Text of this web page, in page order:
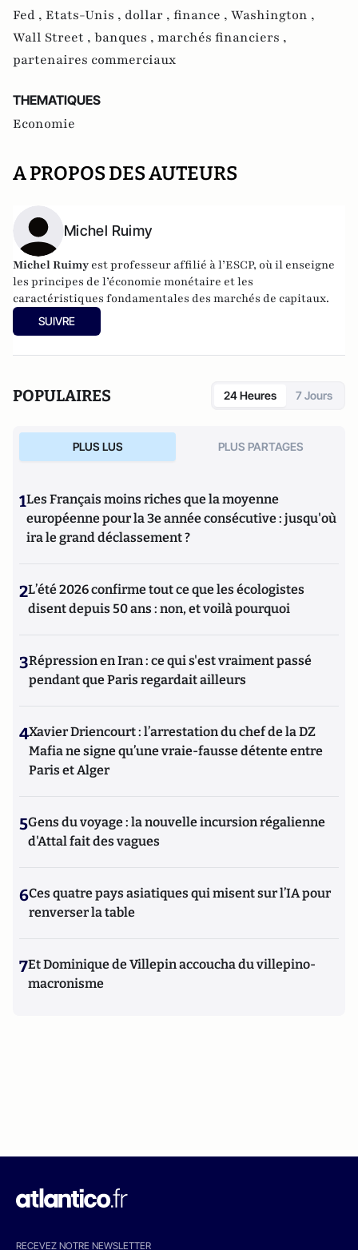
Fed , Etats-Unis , dollar , finance , Washington ,
Wall Street , banques , marchés financiers ,
partenaires commerciaux
THEMATIQUES
Economie
A PROPOS DES AUTEURS
Michel Ruimy
Michel Ruimy est professeur affilié à l’ESCP, où il enseigne
les principes de l’économie monétaire et les
caractéristiques fondamentales des marchés de capitaux.
SUIVRE
POPULAIRES 24 Heures 7 Jours
PLUS LUS PLUS PARTAGES
1Les Français moins riches que la moyenne
européenne pour la 3e année consécutive : jusqu'où
ira le grand déclassement ?
2L’été 2026 confirme tout ce que les écologistes
disent depuis 50 ans : non, et voilà pourquoi
3Répression en Iran : ce qui s'est vraiment passé
pendant que Paris regardait ailleurs
4Xavier Driencourt : l’arrestation du chef de la DZ
Mafia ne signe qu’une vraie-fausse détente entre
Paris et Alger
5Gens du voyage : la nouvelle incursion régalienne
d'Attal fait des vagues
6Ces quatre pays asiatiques qui misent sur l’IA pour
renverser la table
7Et Dominique de Villepin accoucha du villepino-
macronisme
RECEVEZ NOTRE NEWSLETTER